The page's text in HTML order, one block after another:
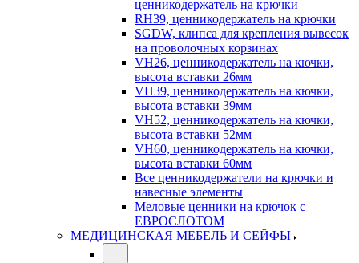
ценникодержатель на крючки
RH39, ценникодержатель на крючки
SGDW, клипса для крепления вывесок
на проволочных корзинах
VH26, ценникодержатель на кючки,
высота вставки 26мм
VH39, ценникодержатель на кючки,
высота вставки 39мм
VH52, ценникодержатель на кючки,
высота вставки 52мм
VH60, ценникодержатель на кючки,
высота вставки 60мм
Все ценникодержатели на крючки и
навесные элементы
Меловые ценники на крючок с
ЕВРОСЛОТОМ
МЕДИЦИНСКАЯ МЕБЕЛЬ И СЕЙФЫ